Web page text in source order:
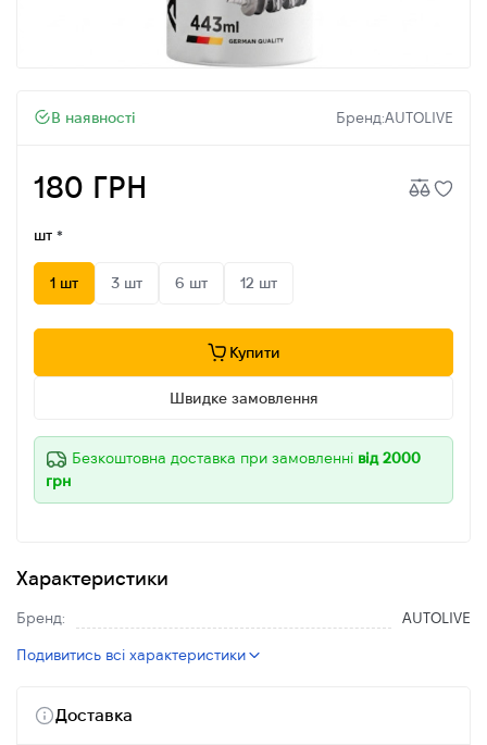
В наявності Бренд:AUTOLIVE
180 ГРН
шт
1 шт 3 шт 6 шт 12 шт
Купити
Швидке замовлення
Безкоштовна доставка при замовленні від 2000
грн
Характеристики
Бренд: AUTOLIVE
Подивитись всі характеристики
Доставка